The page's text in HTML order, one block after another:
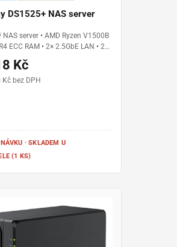
DS1525+ NAS server
server • AMD Ryzen V1500B
ECC RAM • 2× 2.5GbE LAN • 2×
Manager (DSM) • pro
uživatele
Kč
bez DPH
· SKLADEM U
(1 KS)